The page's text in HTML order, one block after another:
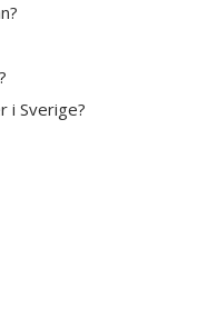
i Sverige?